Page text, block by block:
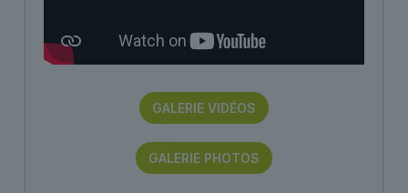
GALERIE VIDÉOS
GALERIE PHOTOS